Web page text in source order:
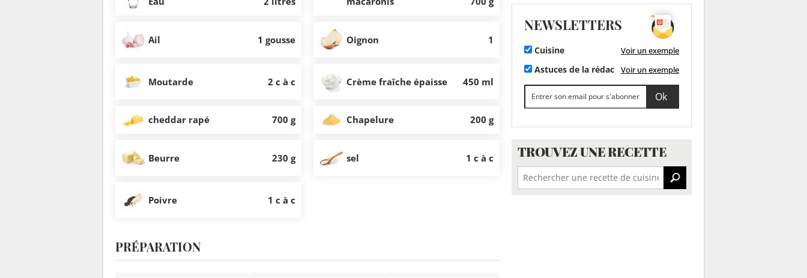
Ail 1 gousse Oignon 1
Moutarde 2 c à c Crème fraîche épaisse 450 ml
cheddar rapé 700 g Chapelure 200 g
Beurre 230 g sel 1 c à c
Poivre 1 c à c
PRÉPARATION
NEWSLETTERS
Cuisine Voir un exemple
Astuces de la rédac Voir un exemple
TROUVEZ UNE RECETTE